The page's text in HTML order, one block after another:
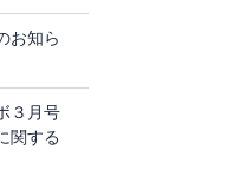
お知ら
３月号
関する